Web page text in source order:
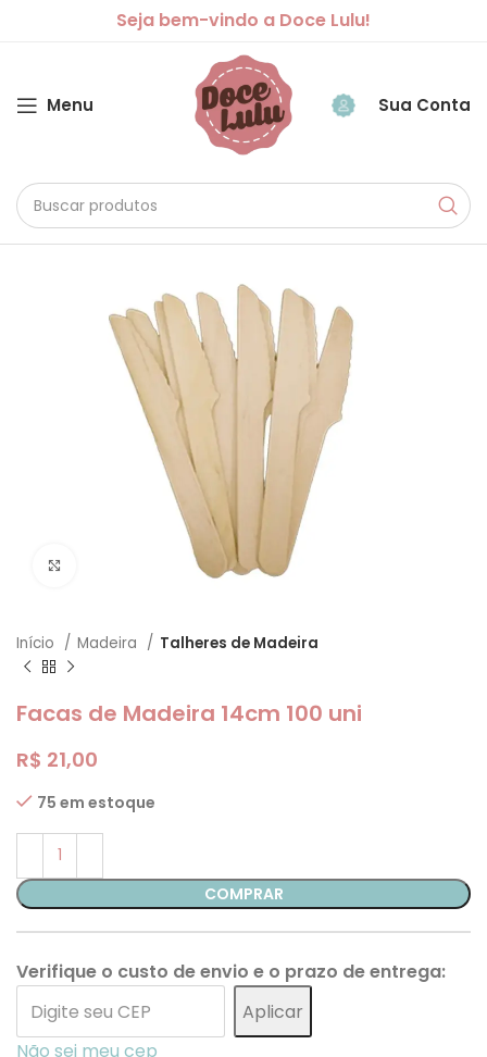
Seja bem-vindo a Doce Lulu!
Menu Sua Conta
Clique para ampliar
Início Madeira Talheres de Madeira
Facas de Madeira 14cm 100 uni
R$ 21,00
75 em estoque
COMPRAR
Verifique o custo de envio e o prazo de entrega:
Aplicar
Não sei meu cep